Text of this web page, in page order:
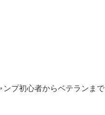
プ初心者からベテランまで